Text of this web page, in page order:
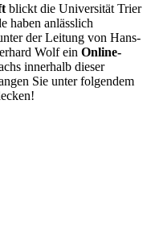
blickt die Universität Trier
haben anlässlich
der Leitung von Hans-
Wolf ein Online-
innerhalb dieser
Sie unter folgendem